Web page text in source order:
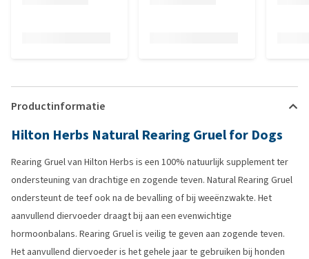
Productinformatie
Hilton Herbs Natural Rearing Gruel for Dogs
Rearing Gruel van Hilton Herbs is een 100% natuurlijk supplement ter
ondersteuning van drachtige en zogende teven. Natural Rearing Gruel
ondersteunt de teef ook na de bevalling of bij weeënzwakte. Het
aanvullend diervoeder draagt bij aan een evenwichtige
hormoonbalans. Rearing Gruel is veilig te geven aan zogende teven.
Het aanvullend diervoeder is het gehele jaar te gebruiken bij honden